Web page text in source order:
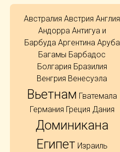
Австралия Австрия Англия
Андорра Антигуа и
Барбуда Аргентина Аруба
Багамы Барбадос
Болгария Бразилия
Венгрия Венесуэла
Вьетнам Гватемала
Германия Греция Дания
Доминикана
Египет Израиль